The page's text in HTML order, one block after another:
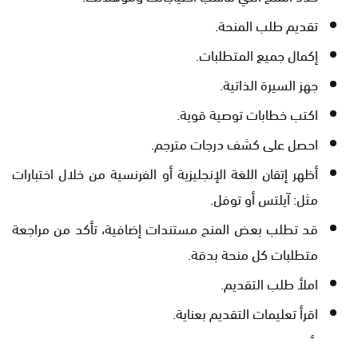
تقديم طلب المنحة.
إكمال جميع المتطلبات.
جهز السيرة الذاتية.
اكتب خطابات توصية قوية.
احصل على كشف درجات مترجم.
أظهر إتقان اللغة الإنجليزية أو الفرنسية من خلال اختبارات
مثل: آيلتس أو توفل.
قد تطلب بعض المنح مستندات إضافية، تأكد من مراجعة
متطلبات كل منحة بدقة.
املأ طلب التقديم.
اقرأ تعليمات التقديم بعناية.